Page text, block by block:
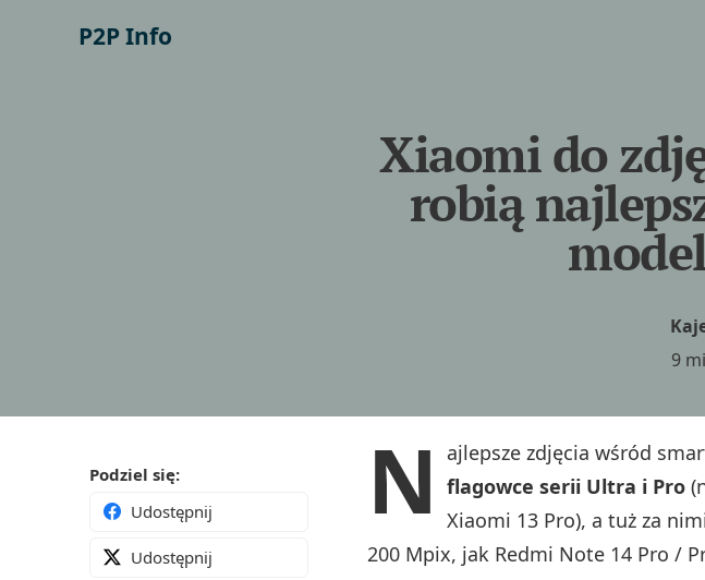
P2P Info
Xiaomi do
robią
9
Podziel się:
Udostępnij
Udostępnij
N ajlepsze zdjęcia wśród
flagowce serii Ultra i Pro
Xiaomi 13 Pro), a tuż za
200 Mpix, jak Redmi Note 14 Pro /